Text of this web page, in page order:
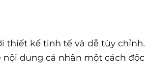
thiết kế tinh tế và dễ tùy
dung cá nhân một cách